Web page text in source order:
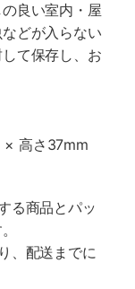
良い室内・屋
どが入らない
て保存し、お
× 高さ37mm
る商品とパッ
、配送までに